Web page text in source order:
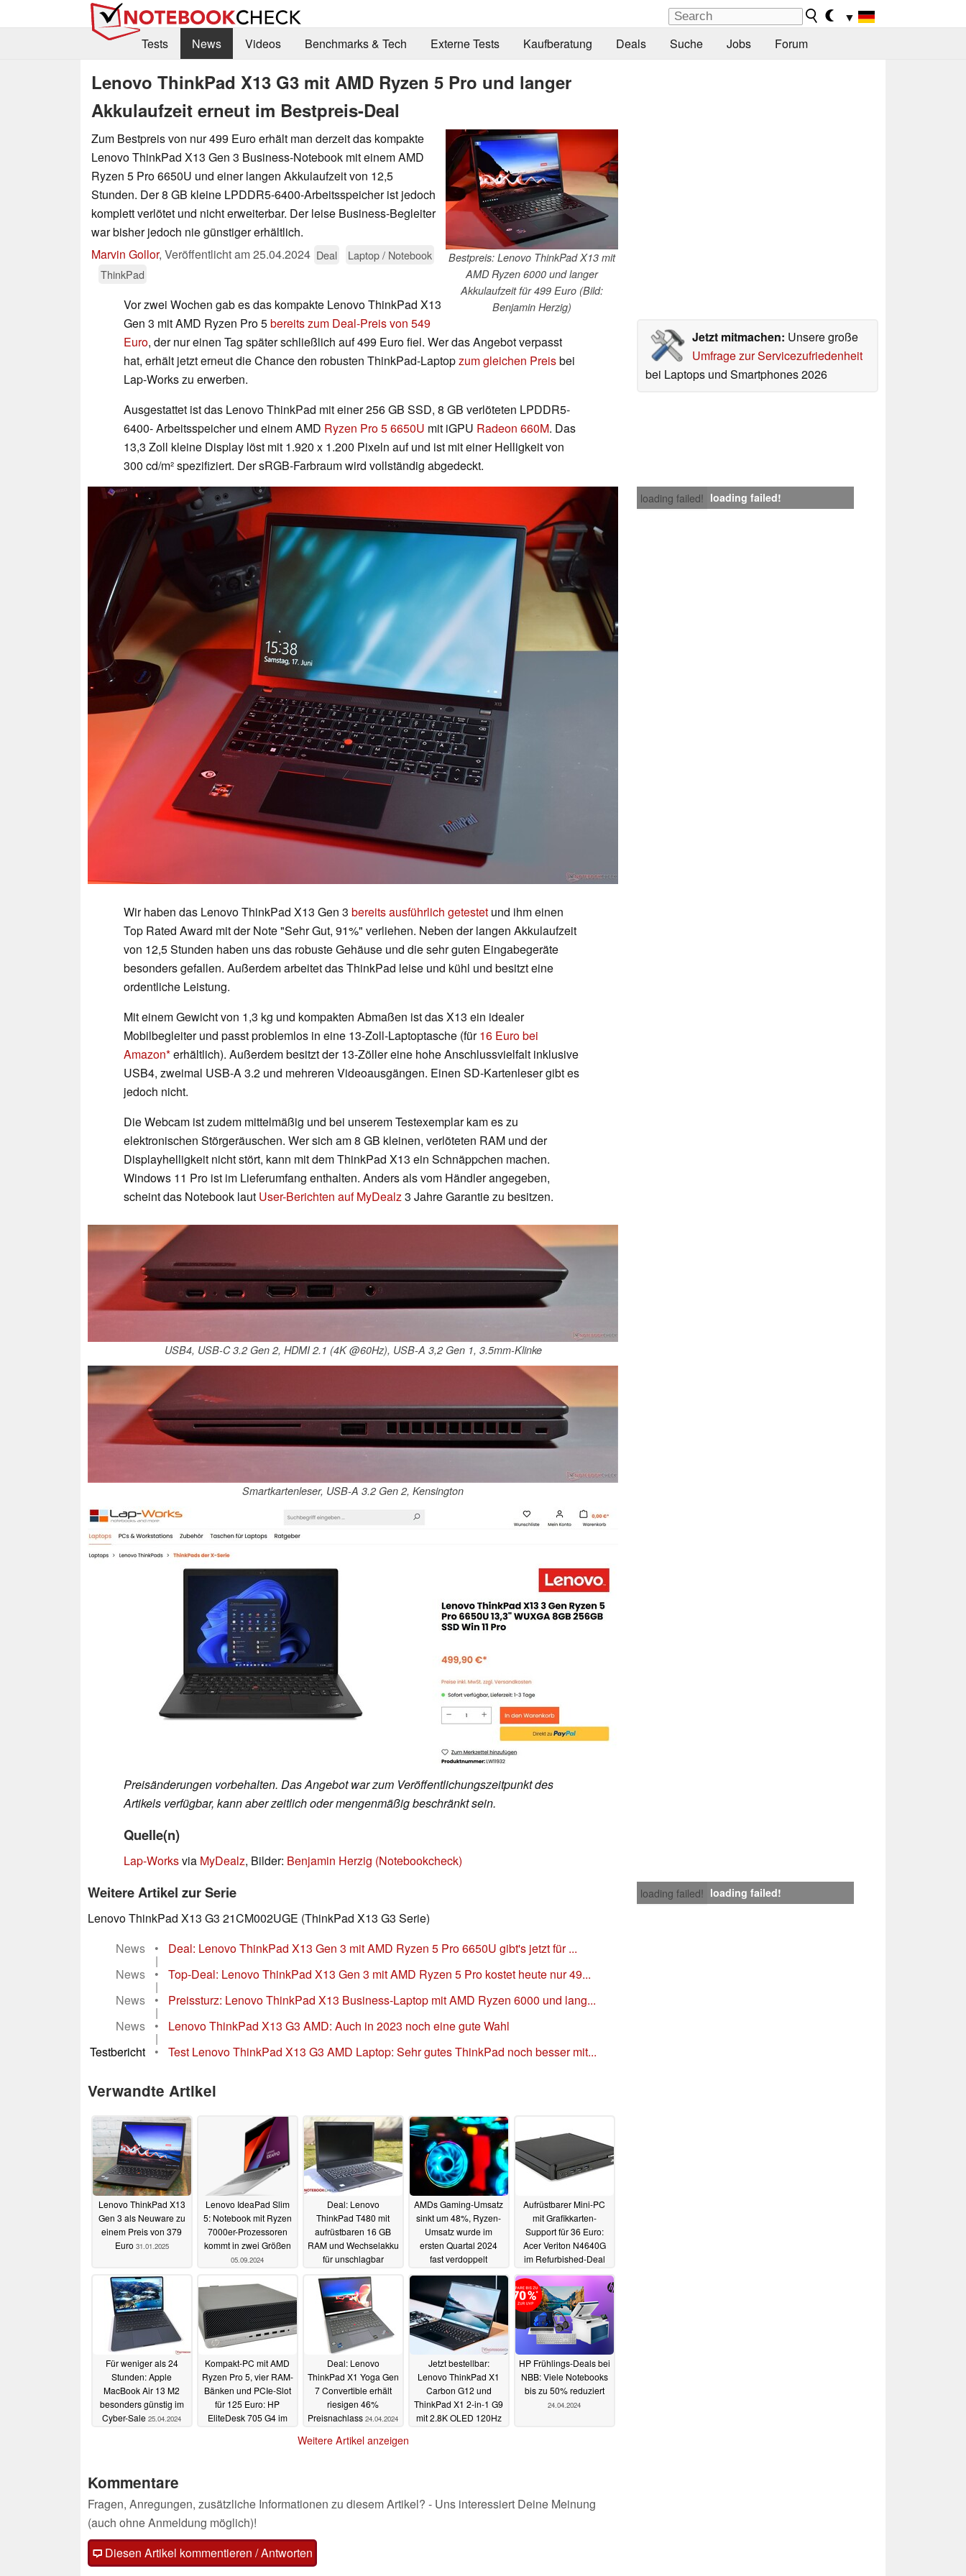
▼
Tests
News Videos Benchmarks & Tech Externe Tests Kaufberatung Deals Suche Jobs Forum
Lenovo ThinkPad X13 G3 mit AMD Ryzen 5 Pro und langer
Akkulaufzeit erneut im Bestpreis-Deal
Bestpreis: Lenovo ThinkPad X13 mit
AMD Ryzen 6000 und langer
Akkulaufzeit für 499 Euro (Bild:
Benjamin Herzig)
Zum Bestpreis von nur 499 Euro erhält man derzeit das kompakte
Lenovo ThinkPad X13 Gen 3 Business-Notebook mit einem AMD
Ryzen 5 Pro 6650U und einer langen Akkulaufzeit von 12,5
Stunden. Der 8 GB kleine LPDDR5-6400-Arbeitsspeicher ist jedoch
komplett verlötet und nicht erweiterbar. Der leise Business-Begleiter
war bisher jedoch nie günstiger erhältlich.
Marvin Gollor, Veröffentlicht am25.04.2024 Deal
Laptop / Notebook
ThinkPad
Jetzt mitmachen: Unsere große
Umfrage zur Servicezufriedenheit
bei Laptops und Smartphones 2026
Vor zwei Wochen gab es das kompakte Lenovo ThinkPad X13
Gen 3 mit AMD Ryzen Pro 5bereits zum Deal-Preis von 549
Euro, der nur einen Tag später schließlich auf 499 Euro fiel. Wer das Angebot verpasst
hat, erhält jetzt erneut die Chance den robusten ThinkPad-Laptopzum gleichen Preisbei
Lap-Works zu erwerben.
Ausgestattet ist das Lenovo ThinkPad mit einer 256 GB SSD, 8 GB verlöteten LPDDR5-
6400- Arbeitsspeicher und einem AMD Ryzen Pro 5 6650U mit iGPU Radeon 660M. Das
13,3 Zoll kleine Display löst mit 1.920 x 1.200 Pixeln auf und ist mit einer Helligkeit von
300 cd/m² spezifiziert. Der sRGB-Farbraum wird vollständig abgedeckt.
loading failed! loading failed!
Wir haben das Lenovo ThinkPad X13 Gen 3 bereits ausführlich getestet und ihm einen
Top Rated Award mit der Note "Sehr Gut, 91%" verliehen. Neben der langen Akkulaufzeit
von 12,5 Stunden haben uns das robuste Gehäuse und die sehr guten Eingabegeräte
besonders gefallen. Außerdem arbeitet das ThinkPad leise und kühl und besitzt eine
ordentliche Leistung.
Mit einem Gewicht von 1,3 kg und kompakten Abmaßen ist das X13 ein idealer
Mobilbegleiter und passt problemlos in eine 13-Zoll-Laptoptasche (für16 Euro bei
Amazon erhältlich). Außerdem besitzt der 13-Zöller eine hohe Anschlussvielfalt inklusive
USB4, zweimal USB-A 3.2 und mehreren Videoausgängen. Einen SD-Kartenleser gibt es
jedoch nicht.
Die Webcam ist zudem mittelmäßig und bei unserem Testexemplar kam es zu
elektronischen Störgeräuschen. Wer sich am 8 GB kleinen, verlöteten RAM und der
Displayhelligkeit nicht stört, kann mit dem ThinkPad X13 ein Schnäppchen machen.
Windows 11 Pro ist im Lieferumfang enthalten. Anders als vom Händler angegeben,
scheint das Notebook laut User-Berichten auf MyDealz3 Jahre Garantie zu besitzen.
USB4, USB-C 3.2 Gen 2, HDMI 2.1 (4K @60Hz), USB-A 3,2 Gen 1, 3.5mm-Klinke
Smartkartenleser, USB-A 3.2 Gen 2, Kensington
Preisänderungen vorbehalten. Das Angebot war zum Veröffentlichungszeitpunkt des
Artikels verfügbar, kann aber zeitlich oder mengenmäßig beschränkt sein.
Quelle(n)
Lap-Worksvia MyDealz, Bilder: Benjamin Herzig (Notebookcheck)
loading failed! loading failed!
Weitere Artikel zur Serie
Lenovo ThinkPad X13 G3 21CM002UGE (ThinkPad X13 G3 Serie)
News
• Deal: Lenovo ThinkPad X13 Gen 3 mit AMD Ryzen 5 Pro 6650U gibt's jetzt für ...
|
News
• Top-Deal: Lenovo ThinkPad X13 Gen 3 mit AMD Ryzen 5 Pro kostet heute nur 49...
|
News
• Preissturz: Lenovo ThinkPad X13 Business-Laptop mit AMD Ryzen 6000 und lang...
|
News
• Lenovo ThinkPad X13 G3 AMD: Auch in 2023 noch eine gute Wahl
|
Testbericht
• Test Lenovo ThinkPad X13 G3 AMD Laptop: Sehr gutes ThinkPad noch besser mit...
Verwandte Artikel
Lenovo ThinkPad X13
Gen 3 als Neuware zu
einem Preis von 379
Euro 31.01.2025
Lenovo IdeaPad Slim
5: Notebook mit Ryzen
7000er-Prozessoren
kommt in zwei Größen
05.09.2024
Deal: Lenovo
ThinkPad T480 mit
aufrüstbaren 16 GB
RAM und Wechselakku
für unschlagbar
refurbished04.05.2024
AMDs Gaming-Umsatz
sinkt um 48%, Ryzen-
Umsatz wurde im
ersten Quartal 2024
fast verdoppelt
01.05.2024
Aufrüstbarer Mini-PC
mit Grafikkarten-
Support für 36 Euro:
Acer Veriton N4640G
im Refurbished-Deal
26.04.2024
Für weniger als 24
Stunden: Apple
MacBook Air 13 M2
besonders günstig im
Cyber-Sale 25.04.2024
Kompakt-PC mit AMD
Ryzen Pro 5, vier RAM-
Bänken und PCIe-Slot
für 125 Euro: HP
EliteDesk 705 G4 im
Deal: Lenovo
ThinkPad X1 Yoga Gen
7 Convertible erhält
riesigen 46%
Preisnachlass 24.04.2024
Jetzt bestellbar:
Lenovo ThinkPad X1
Carbon G12 und
ThinkPad X1 2-in-1 G9
mit 2.8K OLED 120Hz
HP Frühlings-Deals bei
NBB: Viele Notebooks
bis zu 50% reduziert
24.04.2024
Weitere Artikel anzeigen
Kommentare
Fragen, Anregungen, zusätzliche Informationen zu diesem Artikel? - Uns interessiert Deine Meinung
(auch ohne Anmeldung möglich)!
Diesen Artikel kommentieren / Antworten